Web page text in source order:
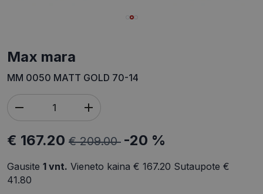
max mara
MM 0050 MATT GOLD 70-14
€ 167.20 € 209.00 -20 %
Gausite 1 vnt. Vieneto kaina € 167.20 Sutaupote €
41.80